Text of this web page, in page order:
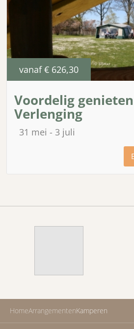
vanaf € 626,30
Voordelig
Verlenging
31 mei 3 juli
HomeArrangementenKamperen